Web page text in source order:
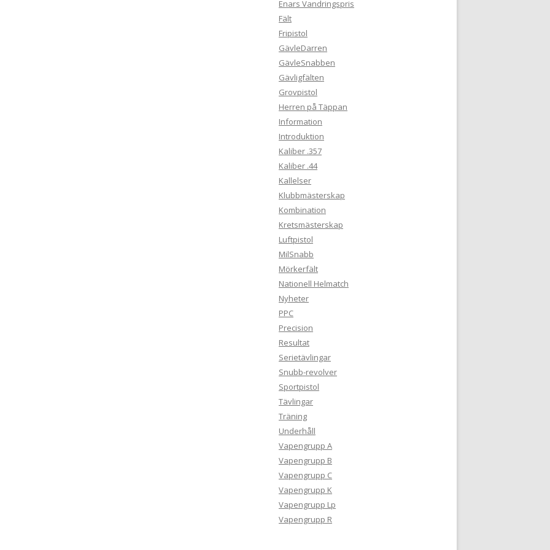
Enars Vandringspris
Fält
Fripistol
GävleDarren
GävleSnabben
Gävligfälten
Grovpistol
Herren på Täppan
Information
Introduktion
Kaliber .357
Kaliber .44
Kallelser
Klubbmästerskap
Kombination
Kretsmästerskap
Luftpistol
MilSnabb
Mörkerfält
Nationell Helmatch
Nyheter
PPC
Precision
Resultat
Serietävlingar
Snubb-revolver
Sportpistol
Tävlingar
Träning
Underhåll
Vapengrupp A
Vapengrupp B
Vapengrupp C
Vapengrupp K
Vapengrupp Lp
Vapengrupp R